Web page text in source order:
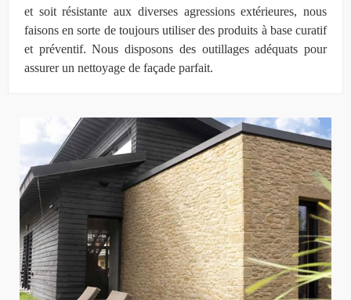
et soit résistante aux diverses agressions extérieures, nous
faisons en sorte de toujours utiliser des produits à base curatif
et préventif. Nous disposons des outillages adéquats pour
assurer un nettoyage de façade parfait.